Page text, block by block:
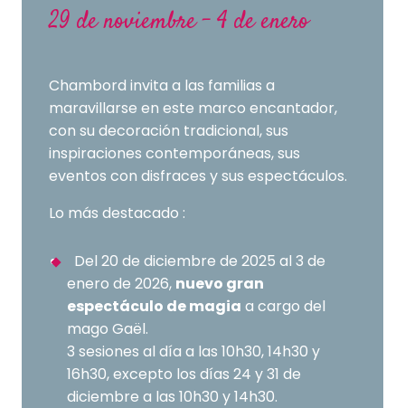
29 de noviembre - 4 de enero
Chambord invita a las familias a
maravillarse en este marco encantador,
con su decoración tradicional, sus
inspiraciones contemporáneas, sus
eventos con disfraces y sus espectáculos.
Lo más destacado :
Del 20 de diciembre de 2025 al 3 de
enero de 2026, nuevo gran
espectáculo de magia a cargo del
mago Gaël.
3 sesiones al día a las 10h30, 14h30 y
16h30, excepto los días 24 y 31 de
diciembre a las 10h30 y 14h30.